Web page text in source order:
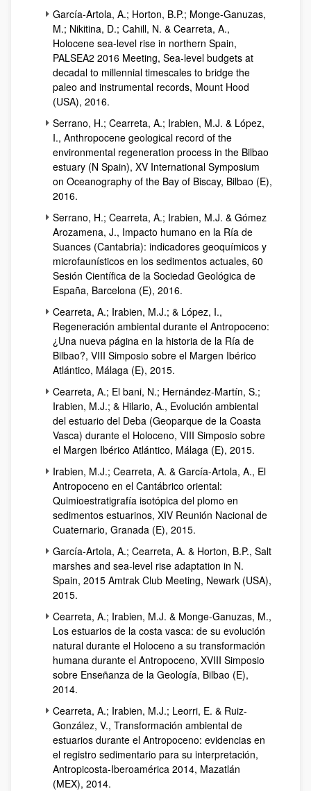
García-Artola, A.; Horton, B.P.; Monge-Ganuzas,
M.; Nikitina, D.; Cahill, N. & Cearreta, A.,
Holocene sea-level rise in northern Spain,
PALSEA2 2016 Meeting, Sea-level budgets at
decadal to millennial timescales to bridge the
paleo and instrumental records, Mount Hood
(USA), 2016.
Serrano, H.; Cearreta, A.; Irabien, M.J. & López,
I., Anthropocene geological record of the
environmental regeneration process in the Bilbao
estuary (N Spain), XV International Symposium
on Oceanography of the Bay of Biscay, Bilbao (E),
2016.
Serrano, H.; Cearreta, A.; Irabien, M.J. & Gómez
Arozamena, J., Impacto humano en la Ría de
Suances (Cantabria): indicadores geoquímicos y
microfaunísticos en los sedimentos actuales, 60
Sesión Científica de la Sociedad Geológica de
España, Barcelona (E), 2016.
Cearreta, A.; Irabien, M.J.; & López, I.,
Regeneración ambiental durante el Antropoceno:
¿Una nueva página en la historia de la Ría de
Bilbao?, VIII Simposio sobre el Margen Ibérico
Atlántico, Málaga (E), 2015.
Cearreta, A.; El bani, N.; Hernández-Martín, S.;
Irabien, M.J.; & Hilario, A., Evolución ambiental
del estuario del Deba (Geoparque de la Coasta
Vasca) durante el Holoceno, VIII Simposio sobre
el Margen Ibérico Atlántico, Málaga (E), 2015.
Irabien, M.J.; Cearreta, A. & García-Artola, A., El
Antropoceno en el Cantábrico oriental:
Quimioestratigrafía isotópica del plomo en
sedimentos estuarinos, XIV Reunión Nacional de
Cuaternario, Granada (E), 2015.
García-Artola, A.; Cearreta, A. & Horton, B.P., Salt
marshes and sea-level rise adaptation in N.
Spain, 2015 Amtrak Club Meeting, Newark (USA),
2015.
Cearreta, A.; Irabien, M.J. & Monge-Ganuzas, M.,
Los estuarios de la costa vasca: de su evolución
natural durante el Holoceno a su transformación
humana durante el Antropoceno, XVIII Simposio
sobre Enseñanza de la Geología, Bilbao (E),
2014.
Cearreta, A.; Irabien, M.J.; Leorri, E. & Ruiz-
González, V., Transformación ambiental de
estuarios durante el Antropoceno: evidencias en
el registro sedimentario para su interpretación,
Antropicosta-Iberoamérica 2014, Mazatlán
(MEX), 2014.